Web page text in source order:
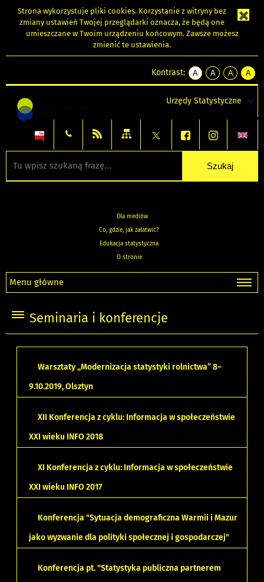
Strona wykorzystuje pliki cookies. Korzystanie z witryny bez
zmiany ustawień Twojej przeglądarki oznacza, że będą one
umieszczane w Twoim urządzeniu końcowym. Zawsze możesz
zmienić te ustawienia.
Kontrast:
A
kontrast
A
kontrast
tekst
czarnym
A
kontrast
tekst
czarnym
A
tekst
żółtym
Urzędy Statystyczne
Dla mediów
Co, gdzie, jak załatwić?
Edukacja statystyczna
O stronie
Menu główne
Seminaria i konferencje
Warsztaty „Modernizacja statystyki rolnictwa” 8–
9.10.2019, Olsztyn
XII Konferencja z cyklu: Informacja w społeczeństwie
XXI wieku INFO 2018
XI Konferencja z cyklu: Informacja w społeczeństwie
XXI wieku INFO 2017
Konferencja "Sytuacja demograficzna Warmii i Mazur
jako wyzwanie dla polityki społecznej i gospodarczej"
Konferencja pt. "Statystyka publiczna partnerem